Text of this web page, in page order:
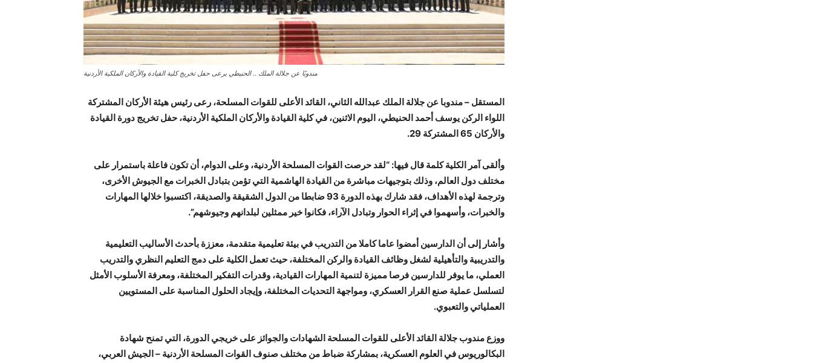
مندوبًا عن جلالة الملك .. الحنيطي يرعى حفل تخريج كلية القيادة والأركان الملكية الأردنية
المستقل – مندوبا عن جلالة الملك عبدالله الثاني، القائد الأعلى للقوات المسلحة، رعى رئيس هيئة الأركان المشتركة
اللواء الركن يوسف أحمد الحنيطي، اليوم الاثنين، في كلية القيادة والأركان الملكية الأردنية، حفل تخريج دورة القيادة
والأركان 65 المشتركة 29.
وألقى آمر الكلية كلمة قال فيها: “لقد حرصت القوات المسلحة الأردنية، وعلى الدوام، أن تكون فاعلة باستمرار على
مختلف دول العالم، وذلك بتوجيهات مباشرة من القيادة الهاشمية التي تؤمن بتبادل الخبرات مع الجيوش الأخرى،
وترجمة لهذه الأهداف، فقد شارك بهذه الدورة 93 ضابطا من الدول الشقيقة والصديقة، اكتسبوا خلالها المهارات
والخبرات، وأسهموا في إثراء الحوار وتبادل الآراء، فكانوا خير ممثلين لبلدانهم وجيوشهم”.
وأشار إلى أن الدارسين أمضوا عاما كاملا من التدريب في بيئة تعليمية متقدمة، معززة بأحدث الأساليب التعليمية
والتدريبية والتأهيلية لشغل وظائف القيادة والركن المختلفة، حيث تعمل الكلية على دمج التعليم النظري والتدريب
العملي، ما يوفر للدارسين فرصا مميزة لتنمية المهارات القيادية، وقدرات التفكير المختلفة، ومعرفة الأسلوب الأمثل
لتسلسل عملية صنع القرار العسكري، ومواجهة التحديات المختلفة، وإيجاد الحلول المناسبة على المستويين
العملياتي والتعبوي.
ووزع مندوب جلالة القائد الأعلى للقوات المسلحة الشهادات والجوائز على خريجي الدورة، التي تمنح شهادة
البكالوريوس في العلوم العسكرية، بمشاركة ضباط من مختلف صنوف القوات المسلحة الأردنية – الجيش العربي،